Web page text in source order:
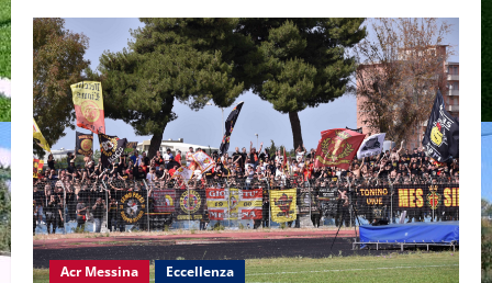
Acr Messina Eccellenza